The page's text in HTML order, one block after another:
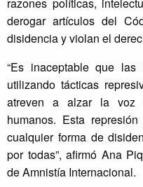
razones políticas,
derogar artículos del
disidencia y violan el
“Es inaceptable que las
utilizando tácticas
atreven a alzar la voz
humanos. Esta
cualquier forma de
por todas”, afirmó Ana
de Amnistía Internacional.